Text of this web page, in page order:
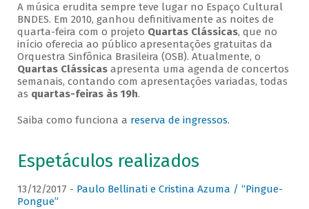
A música erudita sempre teve lugar no Espaço Cultural
BNDES. Em 2010, ganhou definitivamente as noites de
quarta-feira com o projeto Quartas Clássicas, que no
início oferecia ao público apresentações gratuitas da
Orquestra Sinfônica Brasileira (OSB). Atualmente, o
Quartas Clássicasapresenta uma agenda de concertos
semanais, contando com apresentações variadas, todas
as quartas-feiras às 19h.
Saiba como funciona a reserva de ingressos.
Espetáculos realizados
13/12/2017 - Paulo Bellinati e Cristina Azuma / “Pingue-
Pongue”